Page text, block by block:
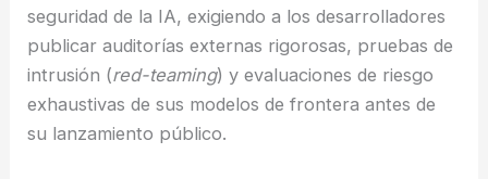
seguridad de la IA, exigiendo a los desarrolladores
publicar auditorías externas rigorosas, pruebas de
intrusión (red-teaming) y evaluaciones de riesgo
exhaustivas de sus modelos de frontera antes de
su lanzamiento público.